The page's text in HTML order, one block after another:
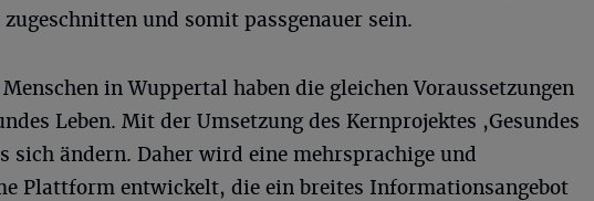
und somit passgenauer sein.
in Wuppertal haben die gleichen Voraussetzungen
Leben. Mit der Umsetzung des Kernprojektes ,Gesundes
sich ändern. Daher wird eine mehrsprachige und
Plattform entwickelt, die ein breites Informationsangebot